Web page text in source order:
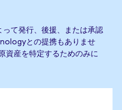
て発行、後援、または承認
との提携もありませ
資産を特定するためのみに